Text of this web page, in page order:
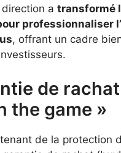
a transformé
professionnaliser
, offrant un cadre
de
the game »
de la protection